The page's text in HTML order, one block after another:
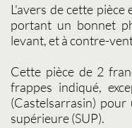
L'avers de cette pièce
portant un bonnet
levant, et à contre-
Cette pièce de 2
frappes indiqué,
(Castelsarrasin)
supérieure (SUP).